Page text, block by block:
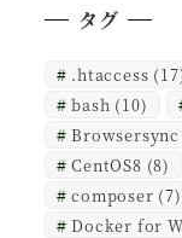
タグ
.htaccess
bash (10)
Browsersync
CentOS8 (8)
composer (7)
Docker for